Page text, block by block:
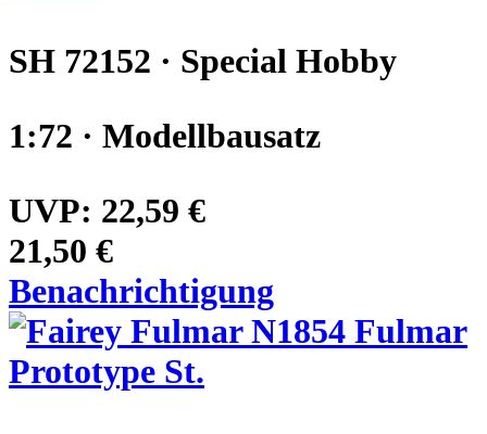
SH 72152 · Special Hobby
1:72 · Modellbausatz
UVP: 22,59 €
21,50 €
Benachrichtigung